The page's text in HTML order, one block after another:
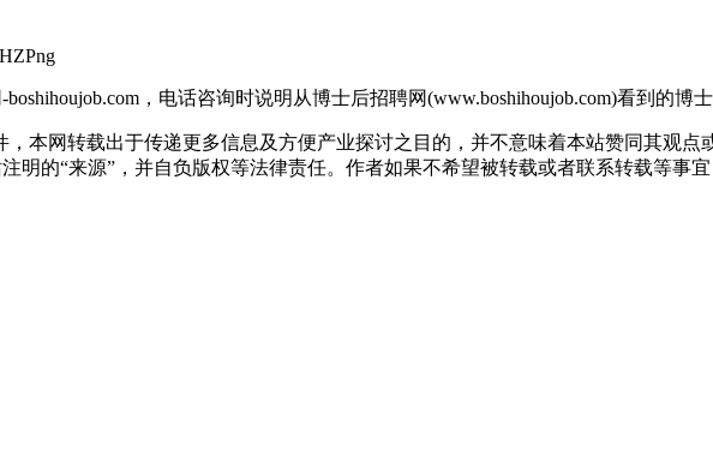
，电话咨询时说明从博士后招聘网(www.boshihoujob.com)看到的博士
本网转载出于传递更多信息及方便产业探讨之目的，并不意味着本站赞同其观点
明的“来源”，并自负版权等法律责任。作者如果不希望被转载或者联系转载等事宜